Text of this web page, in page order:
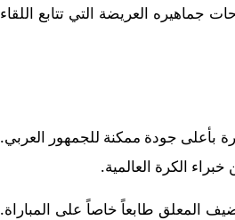
جماهيره العريضة التي تتابع اللقاء
بأعلى جودة ممكنة للجمهور العربي.
الكرة العالمية.
المعلق طابعاً خاصاً على المباراة.